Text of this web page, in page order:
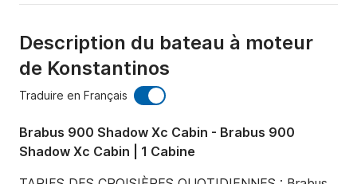
Description du bateau à moteur
de Konstantinos
Traduire en Français
Brabus 900 Shadow Xc Cabin - Brabus 900
Shadow Xc Cabin | 1 Cabine